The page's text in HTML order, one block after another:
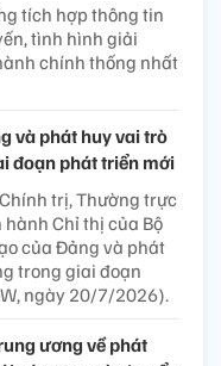
tích hợp thông tin
tình hình giải
chính thống nhất
và phát huy vai trò
đoạn phát triển mới
trị, Thường trực
hành Chỉ thị của Bộ
của Đảng và phát
trong giai đoạn
ngày 20/7/2026).
ương về phát